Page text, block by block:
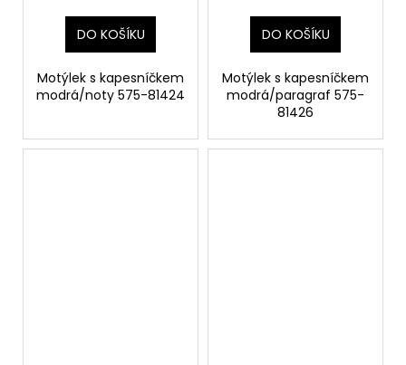
DO KOŠÍKU
Motýlek s kapesníčkem
modrá/noty 575-81424
DO KOŠÍKU
Motýlek s kapesníčkem
modrá/paragraf 575-
81426